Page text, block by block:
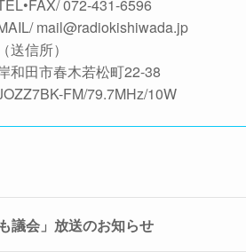
072-431-6596
mail@radiokishiwada.jp
送信所）
和田市春木若松町22-38
FM/79.7MHz/10W
議会」放送のお知らせ